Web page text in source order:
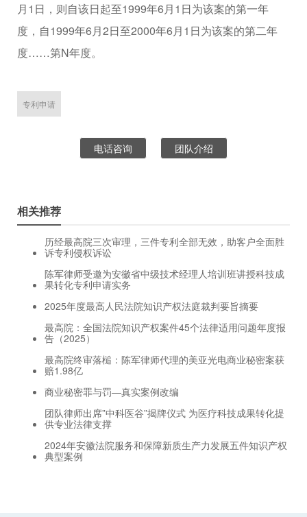
月1日，则自该日起至1999年6月1日为该案的第一年
度，自1999年6月2日至2000年6月1日为该案的第二年
度……第N年度。
专利申请
电话咨询 团队介绍
相关推荐
历经最高院三次审理，三件专利全部无效，助客户全面胜
诉专利侵权诉讼
陈军律师受邀为安徽省中级技术经理人培训班讲授科技成
果转化专利申请实务
2025年度最高人民法院知识产权法庭裁判要旨摘要
最高院：全国法院知识产权案件45个法律适用问题年度报
告（2025）
最高院终审落槌：陈军律师代理的美亚光电商业秘密案获
赔1.98亿
商业秘密罪与罚—真实案例改编
团队律师出席”中科医谷”揭牌仪式 为医疗科技成果转化提
供专业法律支撑
2024年安徽法院服务和保障新质生产力发展五件知识产权
典型案例